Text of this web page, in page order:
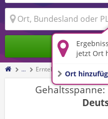
jetzt Ort
Ort
Jobs
... Erntehelfer/-in
Gehaltsspanne: